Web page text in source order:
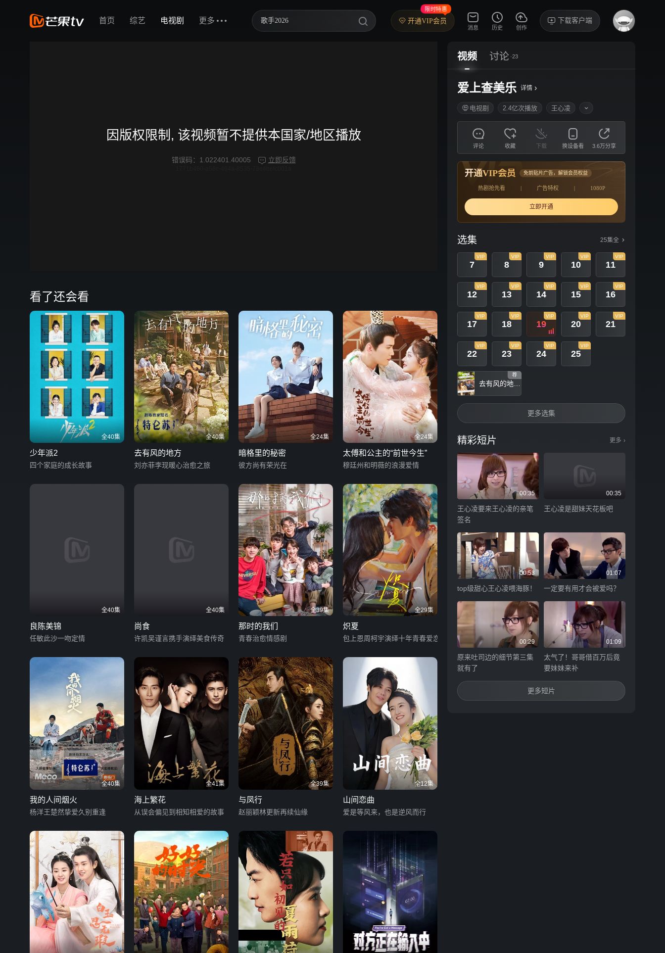
首页 综艺 电视剧 更多 歌手2026
忙忙碌碌寻宝藏2
开通VIP会员
限时特惠
消息 历史 创作
下载客户端
因版权限制, 该视频暂不提供本国家/地区播放
错误码： 1.022401.40005 立即反馈
看了还会看
全40集
少年派2
四个家庭的成长故事
全40集
去有风的地方
刘亦菲李现暖心治愈之旅
全24集
暗格里的秘密
彼方尚有荣光在
全24集
太傅和公主的“前世今生”
穆廷州和明薇的浪漫爱情
全40集
良陈美锦
任敏此沙一吻定情
全40集
尚食
许凯吴谨言携手演绎美食传奇
全39集
那时的我们
青春治愈情感剧
全29集
炽夏
包上恩周柯宇演绎十年青春爱恋
全40集
我的人间烟火
杨洋王楚然挚爱久别重逢
全41集
海上繁花
从误会偏见到相知相爱的故事
全39集
与凤行
赵丽颖林更新再续仙缘
全12集
山间恋曲
爱是等风来，也是逆风而行
视频 讨论 ·23
爱上查美乐 详情 ›
电视剧 2.4亿次播放 王心凌
评论 收藏 下载 换设备看 3.6万分享
开通VIP会员 免前贴片广告，解锁会员权益
热剧抢先看 | 广告特权 | 1080P
立即开通
选集 25集全
7
VIP
8
VIP
9
VIP
10
VIP
11
VIP
12
VIP
13
VIP
14
VIP
15
VIP
16
VIP
17
VIP
18
VIP
19
VIP
20
VIP
21
VIP
22
VIP
23
VIP
24
VIP
25
VIP
去有风的地方 红豆遥遥冰日常篇
荐
更多选集
精彩短片 更多 ›
00:35
王心凌要来王心凌的亲笔
签名
00:35
王心凌是甜妹天花板吧
00:53
top级甜心王心凌喂海豚！
01:07
一定要有用才会被爱吗？
00:29
原来吐司边的细节第三集
就有了
01:09
太气了！哥哥借百万后竟
要妹妹来补
更多短片